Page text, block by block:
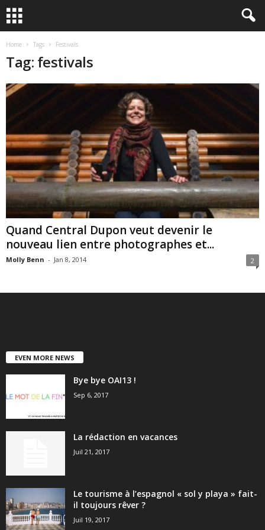
Home Tags Festivals
Tag: festivals
Quand Central Dupon veut devenir le
nouveau lien entre photographes et...
Molly Benn - Jan 8, 2014 2
EVEN MORE NEWS
Bye bye OAI13 !
Sep 6, 2017
La rédaction en vacances
Juil 21, 2017
Le tourisme à l’espagnol « sol y playa » fait-
il toujours rêver ?
Juil 19, 2017